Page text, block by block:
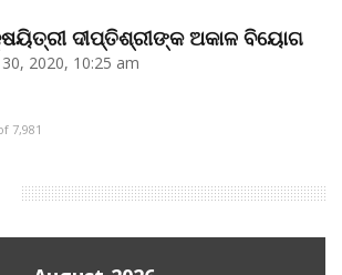
ଦୀପ୍ତିଶ୍ରୀଙ୍କ ଅକାଳ ବିୟୋଗ
2020, 10:25 am
7,981